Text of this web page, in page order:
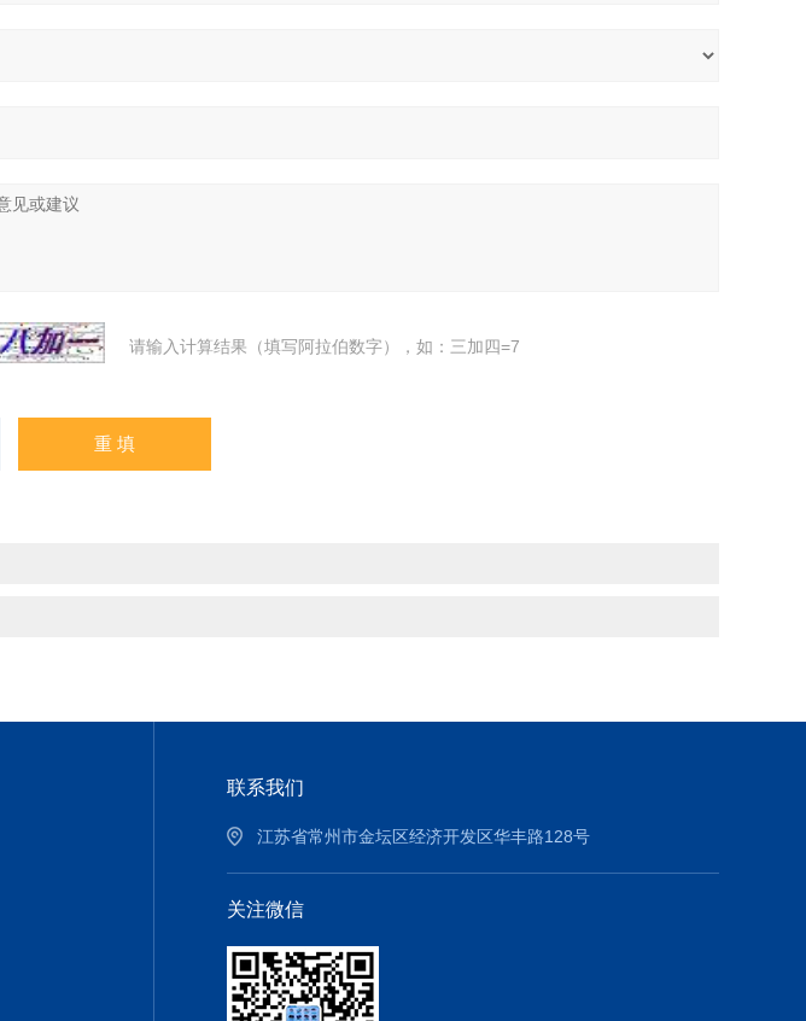
请输入计算结果（填写阿拉伯数字），如：三加四=7
联系我们
江苏省常州市金坛区经济开发区华丰路128号
关注微信